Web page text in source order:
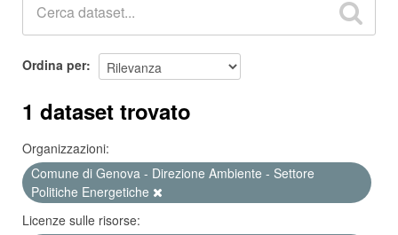
Ordina per
1 dataset trovato
Organizzazioni:
Comune di Genova - Direzione Ambiente - Settore
Politiche Energetiche
Licenze sulle risorse: